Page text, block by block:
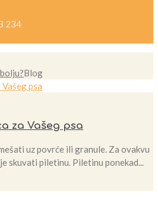
234
Blog
za Vašeg psa
uz povrće ili granule. Za ovakvu
skuvati piletinu. Piletinu ponekad...